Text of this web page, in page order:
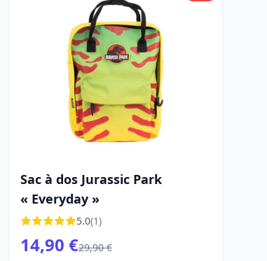
Sac à dos Jurassic Park
« Everyday »
5.0(1)
14,90 €29,90 €